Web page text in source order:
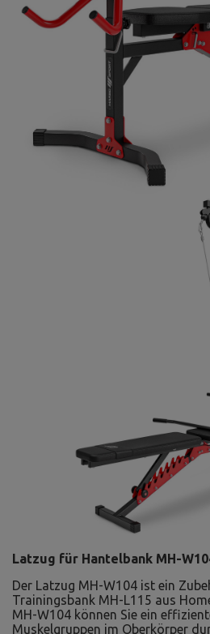
Latzug für Hantelbank MH-
Der Latzug MH-W104 ist ein
Trainingsbank MH-L115 aus
MH-W104 können Sie ein
Muskelgruppen im Oberkörper